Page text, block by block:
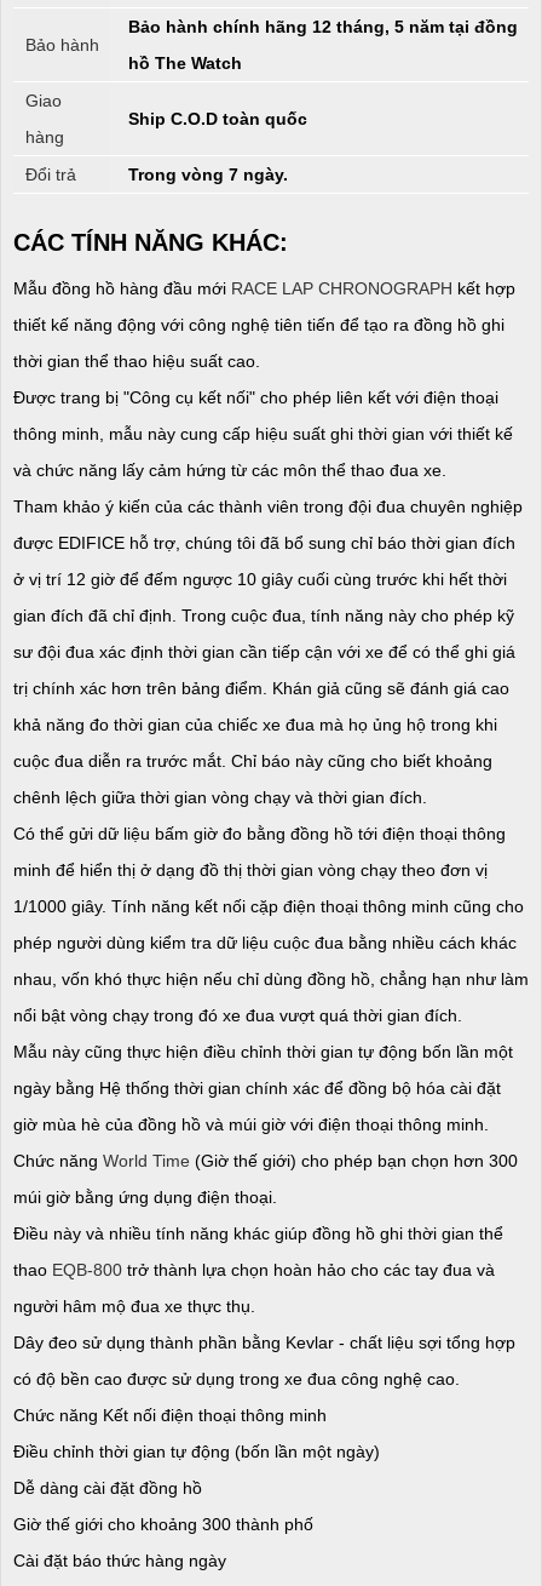
Bảo hành
Bảo hành chính hãng 12 tháng, 5 năm tại đồng
hồ The Watch
Giao
hàng
Ship C.O.D toàn quốc
Đổi trả Trong vòng 7 ngày.
CÁC TÍNH NĂNG KHÁC:
Mẫu đồng hồ hàng đầu mới RACE LAP CHRONOGRAPH kết hợp
thiết kế năng động với công nghệ tiên tiến để tạo ra đồng hồ ghi
thời gian thể thao hiệu suất cao.
Được trang bị "Công cụ kết nối" cho phép liên kết với điện thoại
thông minh, mẫu này cung cấp hiệu suất ghi thời gian với thiết kế
và chức năng lấy cảm hứng từ các môn thể thao đua xe.
Tham khảo ý kiến ​​của các thành viên trong đội đua chuyên nghiệp
được EDIFICE hỗ trợ, chúng tôi đã bổ sung chỉ báo thời gian đích
ở vị trí 12 giờ để đếm ngược 10 giây cuối cùng trước khi hết thời
gian đích đã chỉ định. Trong cuộc đua, tính năng này cho phép kỹ
sư đội đua xác định thời gian cần tiếp cận với xe để có thể ghi giá
trị chính xác hơn trên bảng điểm. Khán giả cũng sẽ đánh giá cao
khả năng đo thời gian của chiếc xe đua mà họ ủng hộ trong khi
cuộc đua diễn ra trước mắt. Chỉ báo này cũng cho biết khoảng
chênh lệch giữa thời gian vòng chạy và thời gian đích.
Có thể gửi dữ liệu bấm giờ đo bằng đồng hồ tới điện thoại thông
minh để hiển thị ở dạng đồ thị thời gian vòng chạy theo đơn vị
1/1000 giây. Tính năng kết nối cặp điện thoại thông minh cũng cho
phép người dùng kiểm tra dữ liệu cuộc đua bằng nhiều cách khác
nhau, vốn khó thực hiện nếu chỉ dùng đồng hồ, chẳng hạn như làm
nổi bật vòng chạy trong đó xe đua vượt quá thời gian đích.
Mẫu này cũng thực hiện điều chỉnh thời gian tự động bốn lần một
ngày bằng Hệ thống thời gian chính xác để đồng bộ hóa cài đặt
giờ mùa hè của đồng hồ và múi giờ với điện thoại thông minh.
Chức năng World Time (Giờ thế giới) cho phép bạn chọn hơn 300
múi giờ bằng ứng dụng điện thoại.
Điều này và nhiều tính năng khác giúp đồng hồ ghi thời gian thể
thao EQB-800 trở thành lựa chọn hoàn hảo cho các tay đua và
người hâm mộ đua xe thực thụ.
Dây đeo sử dụng thành phần bằng Kevlar - chất liệu sợi tổng hợp
có độ bền cao được sử dụng trong xe đua công nghệ cao.
Chức năng Kết nối điện thoại thông minh
Điều chỉnh thời gian tự động (bốn lần một ngày)
Dễ dàng cài đặt đồng hồ
Giờ thế giới cho khoảng 300 thành phố
Cài đặt báo thức hàng ngày